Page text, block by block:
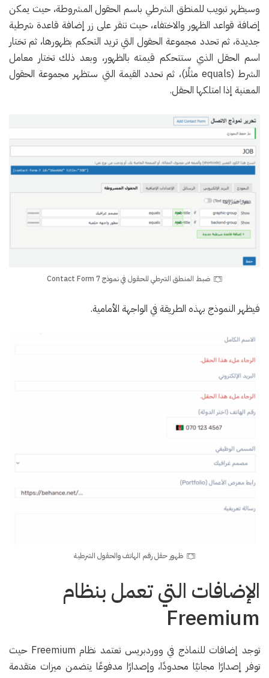
وسيظهر تبويب للمنطق الشرطي باسم الحقول المشروطة، حيث يمكن
إضافة قواعد الظهور والاختفاء، حيث تنقر على زر إضافة قاعدة شرطية
جديدة، ثم تحدد مجموعة الحقول التي تريد التحكم بظهورها، ثم تختار
اسم الحقل الذي ستتحكم قيمته بالظهور، وبعد ذلك تختار معامل
الشرط (equals مثلًا)، ثم تحدد القيمة التي ستظهر مجموعة الحقول
المعنية إذا امتلكها الحقل.
ضبط المنطق الشرطي للحقول في نموذج Contact Form 7
فيظهر النموذج بهذه الطريقة في الواجهة الأمامية.
ظهور حقل رقم الهاتف والحقول الشرطية
الإضافات التي تعمل بنظام
Freemium
توجد إضافات للنماذج في ووردبريس تعتمد نظام Freemium حيث
توفر إصدارًا مجانيًا محدودًا، وإصدارًا مدفوعًا يتضمن ميزات متقدمة